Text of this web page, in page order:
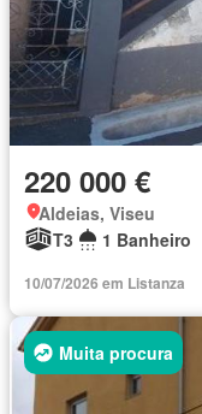
220 000 €
Aldeias, Viseu
T3
1 Banheiro
10/07/2026 em Listanza
Muita procura